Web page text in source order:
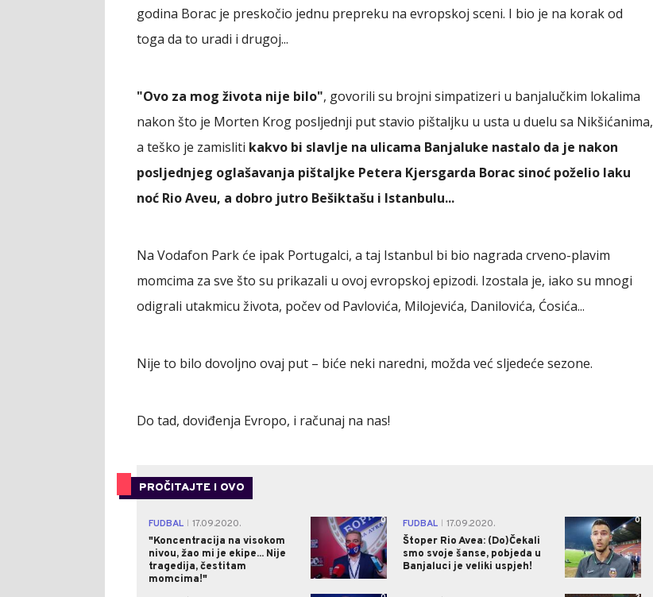
godina Borac je preskočio jednu prepreku na evropskoj sceni. I bio je na korak od
toga da to uradi i drugoj...
"Ovo za mog života nije bilo", govorili su brojni simpatizeri u banjalučkim lokalima
nakon što je Morten Krog posljednji put stavio pištaljku u usta u duelu sa Nikšićanima,
a teško je zamisliti kakvo bi slavlje na ulicama Banjaluke nastalo da je nakon
posljednjeg oglašavanja pištaljke Petera Kjersgarda Borac sinoć poželio laku
noć Rio Aveu, a dobro jutro Bešiktašu i Istanbulu...
Na Vodafon Park će ipak Portugalci, a taj Istanbul bi bio nagrada crveno-plavim
momcima za sve što su prikazali u ovoj evropskoj epizodi. Izostala je, iako su mnogi
odigrali utakmicu života, počev od Pavlovića, Milojevića, Danilovića, Ćosića...
Nije to bilo dovoljno ovaj put – biće neki naredni, možda već sljedeće sezone.
Do tad, doviđenja Evropo, i računaj na nas!
PROČITAJTE I OVO
FUDBAL
17.09.2020.
"Koncentracija na visokom
nivou, žao mi je ekipe... Nije
tragedija, čestitam
momcima!"
0 FUDBAL
17.09.2020.
Štoper Rio Avea: (Do)Čekali
smo svoje šanse, pobjeda u
Banjaluci je veliki uspjeh!
0